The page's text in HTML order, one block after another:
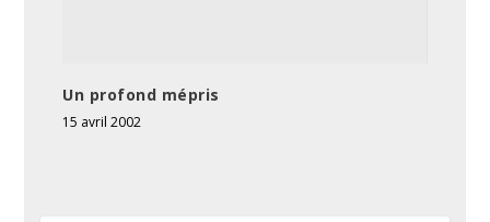
Un profond mépris
15 avril 2002